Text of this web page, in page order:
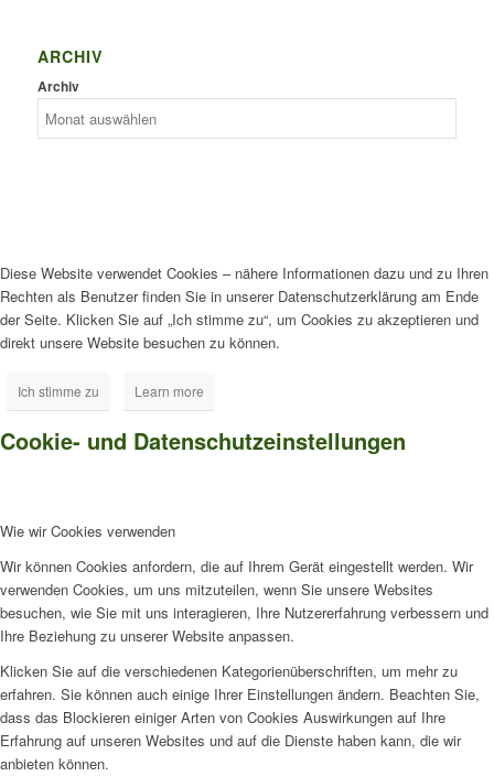
ARCHIV
Archiv
Diese Website verwendet Cookies – nähere Informationen dazu und zu Ihren
Rechten als Benutzer finden Sie in unserer Datenschutzerklärung am Ende
der Seite. Klicken Sie auf „Ich stimme zu“, um Cookies zu akzeptieren und
direkt unsere Website besuchen zu können.
Ich stimme zu Learn more
Cookie- und Datenschutzeinstellungen
Wie wir Cookies verwenden
Wir können Cookies anfordern, die auf Ihrem Gerät eingestellt werden. Wir
verwenden Cookies, um uns mitzuteilen, wenn Sie unsere Websites
besuchen, wie Sie mit uns interagieren, Ihre Nutzererfahrung verbessern und
Ihre Beziehung zu unserer Website anpassen.
Klicken Sie auf die verschiedenen Kategorienüberschriften, um mehr zu
erfahren. Sie können auch einige Ihrer Einstellungen ändern. Beachten Sie,
dass das Blockieren einiger Arten von Cookies Auswirkungen auf Ihre
Erfahrung auf unseren Websites und auf die Dienste haben kann, die wir
anbieten können.